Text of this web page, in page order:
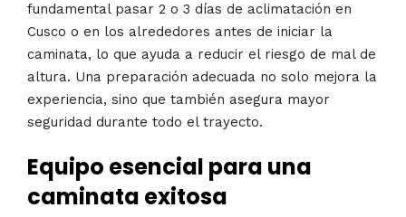
fundamental pasar 2 o 3 días de aclimatación en
Cusco o en los alrededores antes de iniciar la
caminata, lo que ayuda a reducir el riesgo de mal de
altura. Una preparación adecuada no solo mejora la
experiencia, sino que también asegura mayor
seguridad durante todo el trayecto.
Equipo esencial para una
caminata exitosa